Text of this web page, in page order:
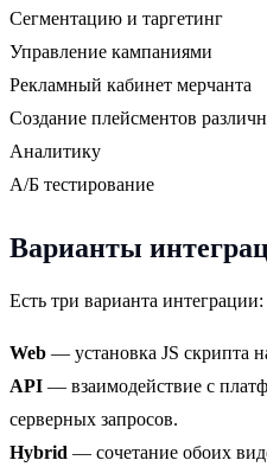
Сегментацию и таргетинг
Управление кампаниями
Рекламный кабинет мерчанта
Создание плейсментов
Аналитику
А/Б тестирование
Варианты
Есть три варианта интеграции:
Web — установка JS скрипта
API — взаимодействие с
серверных запросов.
Hybrid — сочетание обоих